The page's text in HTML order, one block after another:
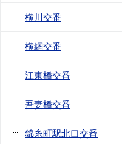
横川交番
横網交番
江東橋交番
吾妻橋交番
錦糸町駅北口交番